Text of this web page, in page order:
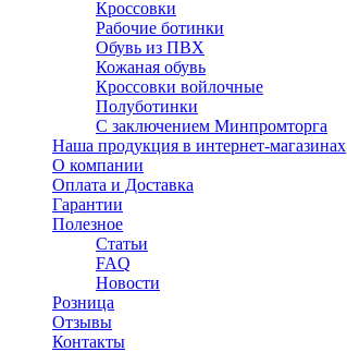
Кроссовки
Рабочие ботинки
Обувь из ПВХ
Кожаная обувь
Кроссовки войлочные
Полуботинки
C заключением Минпромторга
Наша продукция в интернет-магазинах
О компании
Оплата и Доставка
Гарантии
Полезное
Статьи
FAQ
Новости
Розница
Отзывы
Контакты